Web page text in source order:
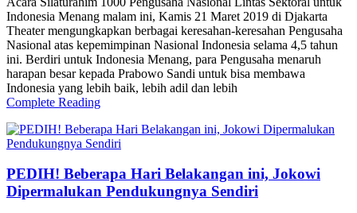
Indonesia Menang malam ini, Kamis 21 Maret 2019 di Djakarta
Theater mengungkapkan berbagai keresahan-keresahan Pengusaha
Nasional atas kepemimpinan Nasional Indonesia selama 4,5 tahun
ini. Berdiri untuk Indonesia Menang, para Pengusaha menaruh
harapan besar kepada Prabowo Sandi untuk bisa membawa
Indonesia yang lebih baik, lebih adil dan lebih
Complete Reading
PEDIH! Beberapa Hari Belakangan ini, Jokowi
Dipermalukan Pendukungnya Sendiri